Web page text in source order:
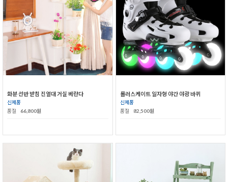
화분 선반 받침 진열대 거실 베란다
신제품
품절
66,800원
롤러스케이트 일자형 야간 야광 바퀴
신제품
품절
82,500원